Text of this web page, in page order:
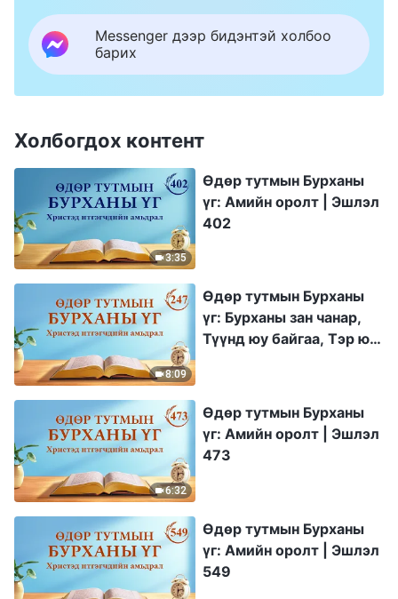
Messenger дээр бидэнтэй холбоо
барих
Холбогдох контент
3:35
Өдөр тутмын Бурханы
үг: Амийн оролт | Эшлэл
402
8:09
Өдөр тутмын Бурханы
үг: Бурханы зан чанар,
Түүнд юу байгаа, Тэр юу
6:32
Өдөр тутмын Бурханы
үг: Амийн оролт | Эшлэл
473
Өдөр тутмын Бурханы
үг: Амийн оролт | Эшлэл
549